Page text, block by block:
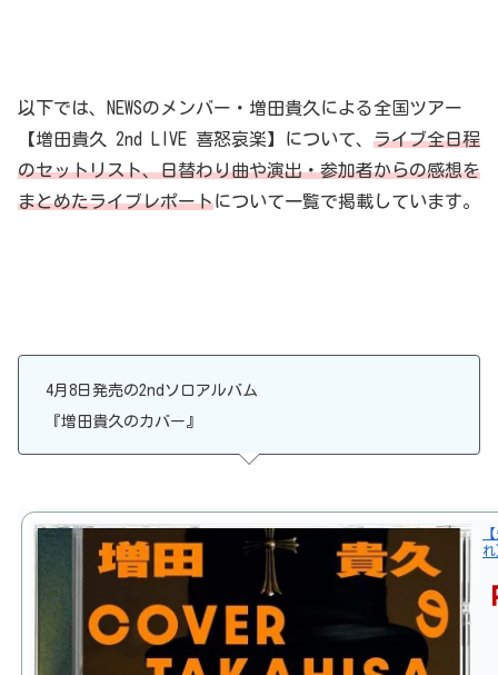
以下では、NEWSのメンバー・増田貴久による全国ツアー
【増田貴久 2nd LIVE 喜怒哀楽】について、 ライブ全日程
のセットリスト、日替わり曲や演出・参加者からの感想を
まとめたライブレポートについて一覧で掲載しています。
4月8日発売の2ndソロアルバム
『増田貴久のカバー』